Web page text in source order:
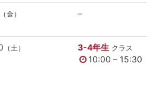
（金） –
（土） 3-4年生 クラス
10:00 – 15:30